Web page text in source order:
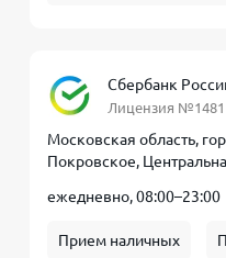
Сбербанк
Лицензия №1481
Московская область,
Покровское,
ежедневно, 08:00–23:00
Прием наличных